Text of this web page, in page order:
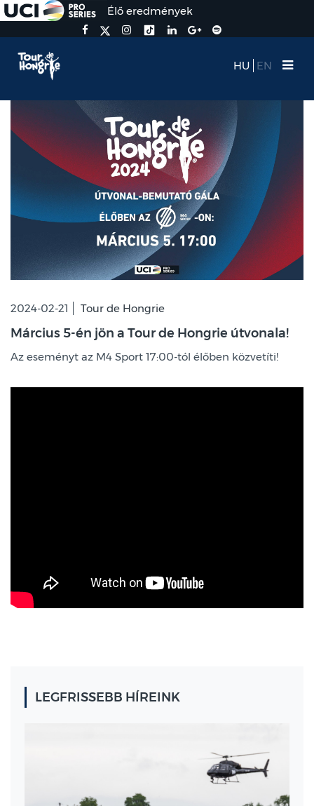
Élő eredmények
HU EN
2024-02-21 Tour de Hongrie
Március 5-én jön a Tour de Hongrie útvonala!
Az eseményt az M4 Sport 17:00-tól élőben közvetíti!
LEGFRISSEBB HÍREINK